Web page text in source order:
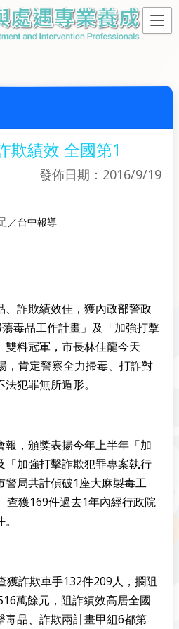
欺績效 全國第1
發佈日期：2016/9/19
／台中報導
、詐欺績效佳，獲內政部警政
毒品工作計畫」及「加強打擊
料冠軍，市長林佳龍今天
，肯定警察全力掃毒、打詐對
犯罪無所遁形。
報，頒獎表揚今年上半年「加
「加強打擊詐欺犯罪專案執行
警局共計偵破1座大麻製毒工
查獲169件過去1年內經行政院
獲詐欺車手132件209人，攔阻
萬餘元，阻詐績效高居全國
毒品、詐欺兩計畫甲組6都第